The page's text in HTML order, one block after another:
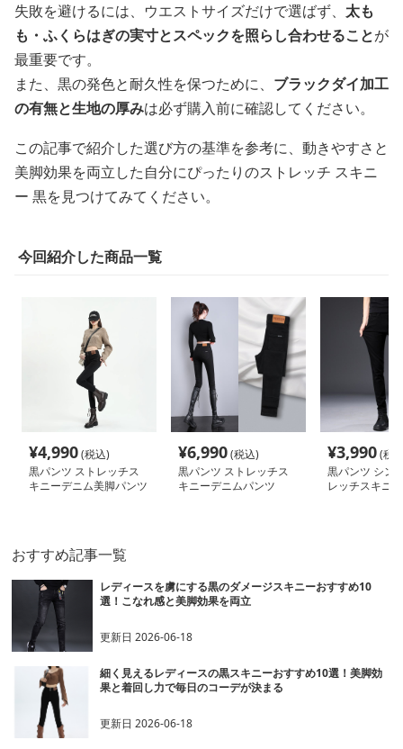
失敗を避けるには、ウエストサイズだけで選ばず、 太も
も・ふくらはぎの実寸とスペックを照らし合わせることが
最重要です。
また、黒の発色と耐久性を保つために、 ブラックダイ加工
の有無と生地の厚みは必ず購入前に確認してください。
この記事で紹介した選び方の基準を参考に、動きやすさと
美脚効果を両立した自分にぴったりのストレッチ スキニ
ー 黒を見つけてみてください。
今回紹介した商品一覧
¥4,990(税込)
黒パンツ ストレッチス
キニーデニム美脚パンツ
¥6,990(税込)
黒パンツ ストレッチス
キニーデニムパンツ
¥3,990(税
黒パンツ シン
レッチスキニ
おすすめ記事一覧
レディースを虜にする黒のダメージスキニーおすすめ10
選！こなれ感と美脚効果を両立
更新日2026-06-18
細く見えるレディースの黒スキニーおすすめ10選！美脚効
果と着回し力で毎日のコーデが決まる
更新日2026-06-18